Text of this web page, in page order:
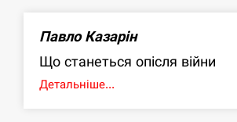
Павло Казарін
Що станеться опісля війни
Детальніше...